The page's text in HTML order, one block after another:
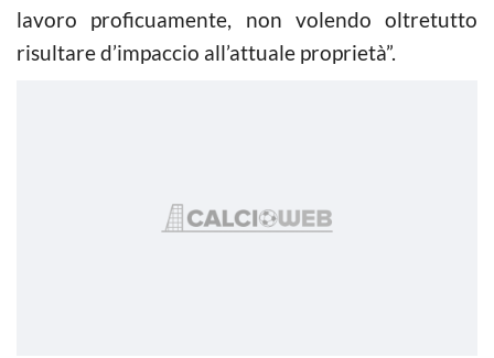
lavoro proficuamente, non volendo oltretutto
risultare d’impaccio all’attuale proprietà”.